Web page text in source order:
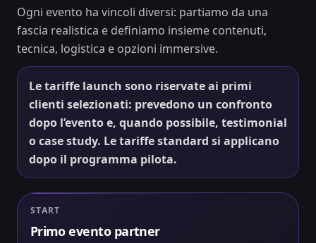
Ogni evento ha vincoli diversi: partiamo da una
fascia realistica e definiamo insieme contenuti,
tecnica, logistica e opzioni immersive.
Le tariffe launch sono riservate ai primi
clienti selezionati: prevedono un confronto
dopo l’evento e, quando possibile, testimonial
o case study. Le tariffe standard si applicano
dopo il programma pilota.
START
Primo evento partner